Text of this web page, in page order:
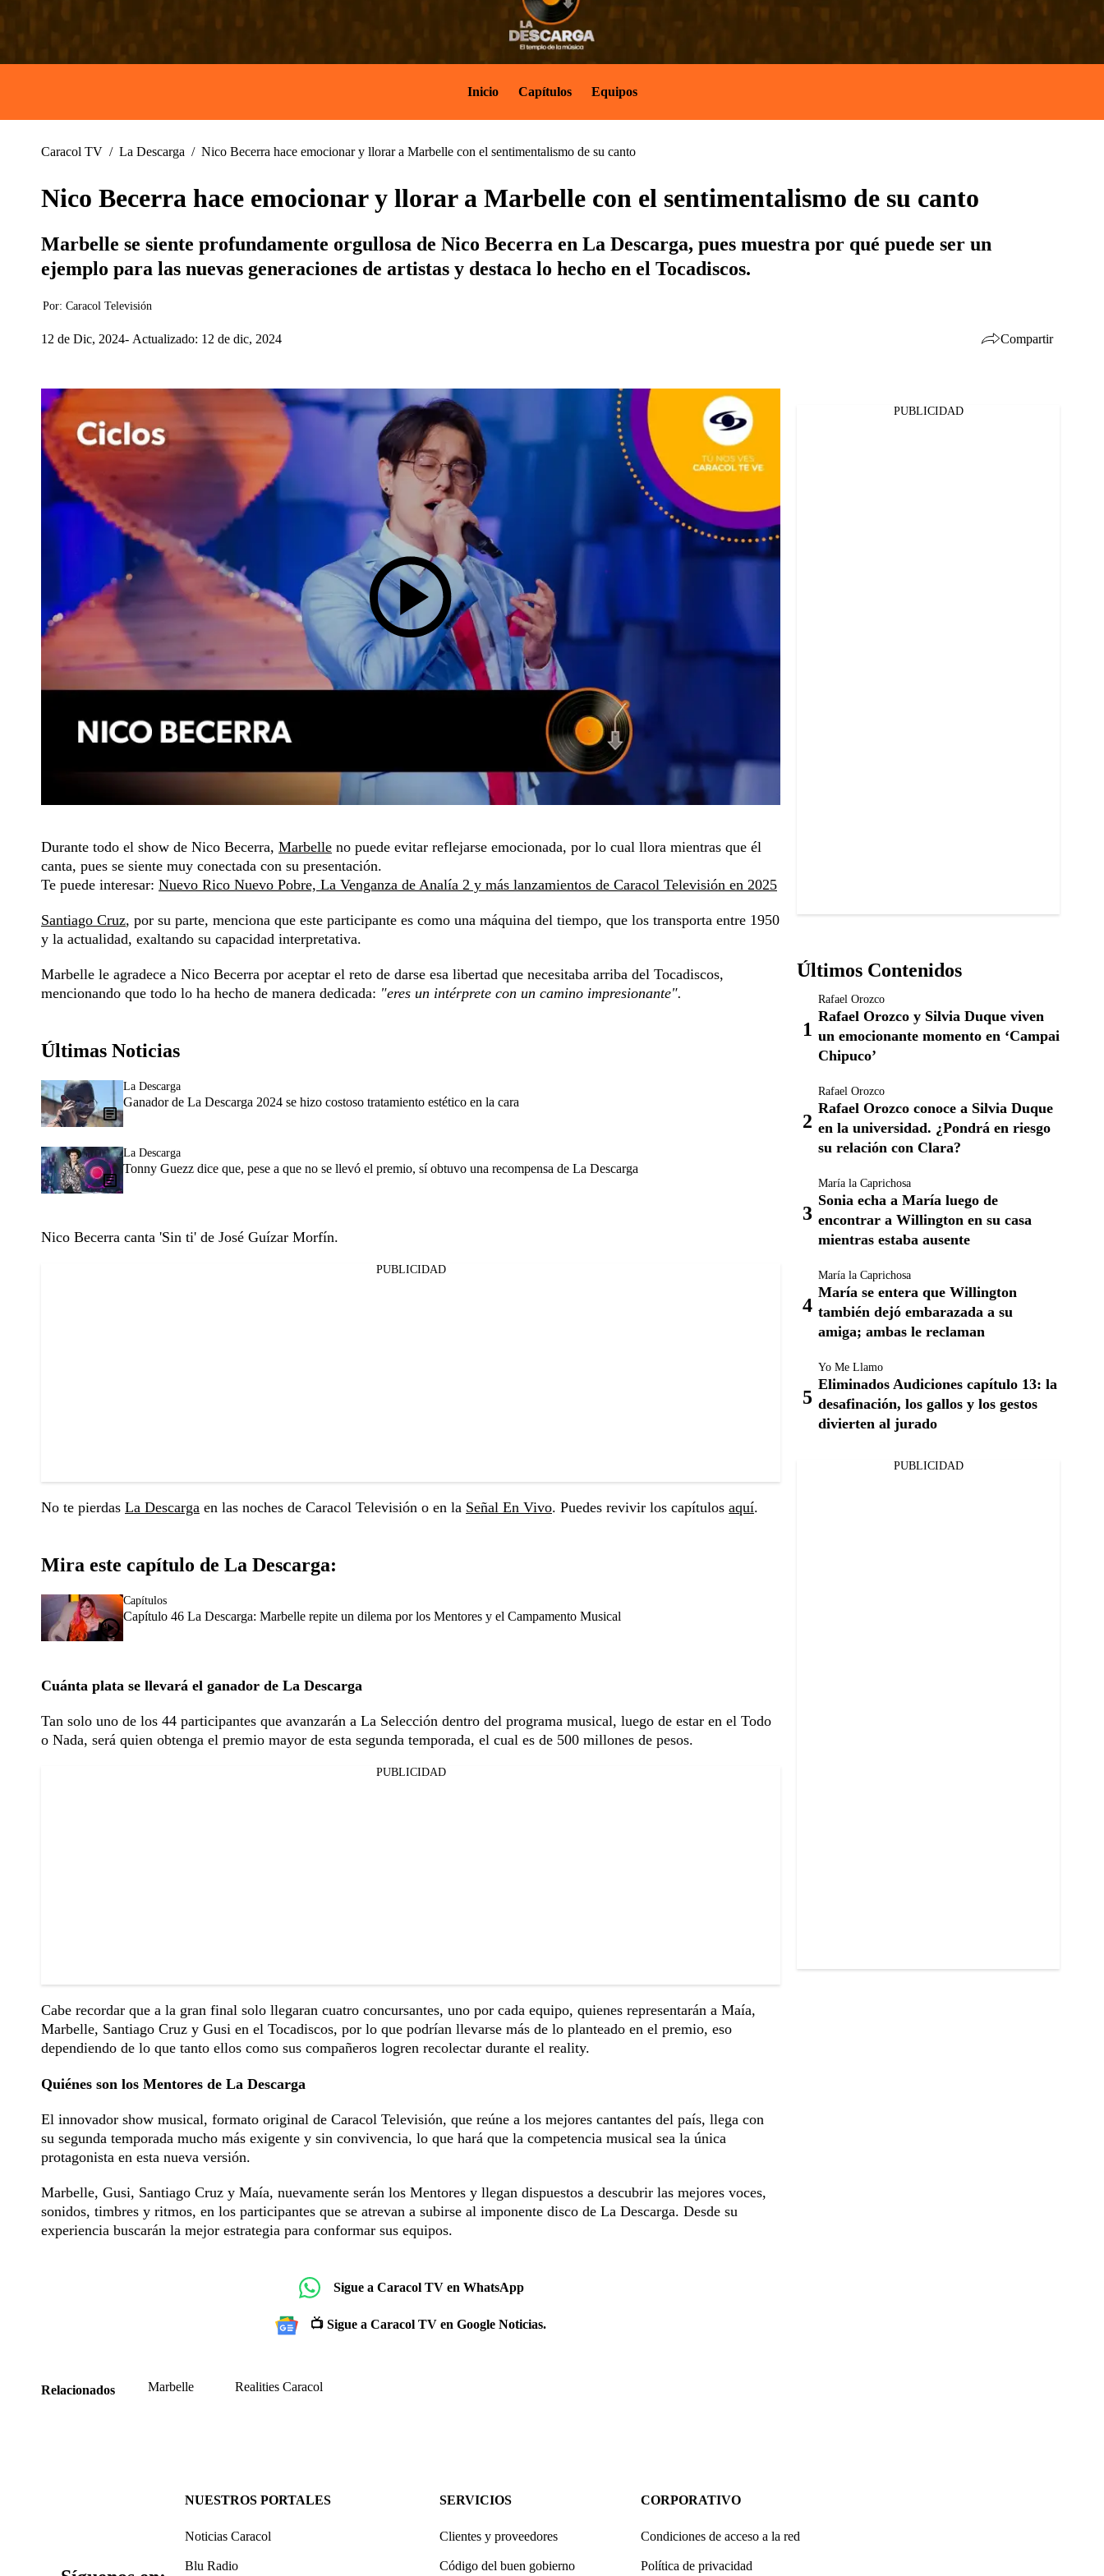
Inicio Capítulos Equipos
Caracol TV / La Descarga / Nico Becerra hace emocionar y llorar a Marbelle con el sentimentalismo de su canto
Nico Becerra hace emocionar y llorar a Marbelle con el sentimentalismo de su canto
Marbelle se siente profundamente orgullosa de Nico Becerra en La Descarga, pues muestra por qué puede ser un
ejemplo para las nuevas generaciones de artistas y destaca lo hecho en el Tocadiscos.
Por: Caracol Televisión
12 de Dic, 2024 Actualizado: 12 de dic, 2024 Compartir
Durante todo el show de Nico Becerra, Marbelle no puede evitar reflejarse emocionada, por lo cual llora mientras que él
canta, pues se siente muy conectada con su presentación.
Te puede interesar: Nuevo Rico Nuevo Pobre, La Venganza de Analía 2 y más lanzamientos de Caracol Televisión en 2025
Santiago Cruz, por su parte, menciona que este participante es como una máquina del tiempo, que los transporta entre 1950
y la actualidad, exaltando su capacidad interpretativa.
Marbelle le agradece a Nico Becerra por aceptar el reto de darse esa libertad que necesitaba arriba del Tocadiscos,
mencionando que todo lo ha hecho de manera dedicada: "eres un intérprete con un camino impresionante".
Últimas Noticias
La Descarga
Ganador de La Descarga 2024 se hizo costoso tratamiento estético en la cara
La Descarga
Tonny Guezz dice que, pese a que no se llevó el premio, sí obtuvo una recompensa de La Descarga
Nico Becerra canta 'Sin ti' de José Guízar Morfín.
PUBLICIDAD
No te pierdas La Descarga en las noches de Caracol Televisión o en la Señal En Vivo. Puedes revivir los capítulos aquí.
Mira este capítulo de La Descarga:
Capítulos
Capítulo 46 La Descarga: Marbelle repite un dilema por los Mentores y el Campamento Musical
Cuánta plata se llevará el ganador de La Descarga
Tan solo uno de los 44 participantes que avanzarán a La Selección dentro del programa musical, luego de estar en el Todo
o Nada, será quien obtenga el premio mayor de esta segunda temporada, el cual es de 500 millones de pesos.
PUBLICIDAD
Cabe recordar que a la gran final solo llegaran cuatro concursantes, uno por cada equipo, quienes representarán a Maía,
Marbelle, Santiago Cruz y Gusi en el Tocadiscos, por lo que podrían llevarse más de lo planteado en el premio, eso
dependiendo de lo que tanto ellos como sus compañeros logren recolectar durante el reality.
Quiénes son los Mentores de La Descarga
El innovador show musical, formato original de Caracol Televisión, que reúne a los mejores cantantes del país, llega con
su segunda temporada mucho más exigente y sin convivencia, lo que hará que la competencia musical sea la única
protagonista en esta nueva versión.
Marbelle, Gusi, Santiago Cruz y Maía, nuevamente serán los Mentores y llegan dispuestos a descubrir las mejores voces,
sonidos, timbres y ritmos, en los participantes que se atrevan a subirse al imponente disco de La Descarga. Desde su
experiencia buscarán la mejor estrategia para conformar sus equipos.
Sigue a Caracol TV en WhatsApp
📺 Sigue a Caracol TV en Google Noticias.
Relacionados Marbelle Realities Caracol
PUBLICIDAD
Últimos Contenidos
Rafael Orozco
Rafael Orozco y Silvia Duque viven
un emocionante momento en ‘Campai
Chipuco’
Rafael Orozco
Rafael Orozco conoce a Silvia Duque
en la universidad. ¿Pondrá en riesgo
su relación con Clara?
María la Caprichosa
Sonia echa a María luego de
encontrar a Willington en su casa
mientras estaba ausente
María la Caprichosa
María se entera que Willington
también dejó embarazada a su
amiga; ambas le reclaman
Yo Me Llamo
Eliminados Audiciones capítulo 13: la
desafinación, los gallos y los gestos
divierten al jurado
PUBLICIDAD
NUESTROS PORTALES
Noticias Caracol
Blu Radio
SERVICIOS
Clientes y proveedores
Código del buen gobierno
CORPORATIVO
Condiciones de acceso a la red
Política de privacidad